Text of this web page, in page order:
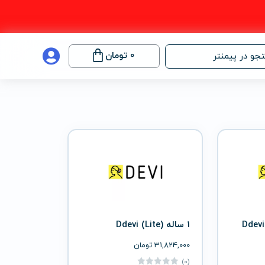
در پیمنتر 0 تومان
1 ساله (Lite) Ddevi
31,824,000 تومان
(0)